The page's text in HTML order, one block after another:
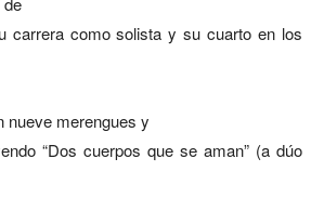
carrera como solista y su cuarto en los
nueve merengues y
“Dos cuerpos que se aman” (a dúo